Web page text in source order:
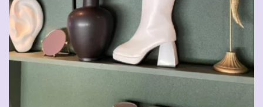
CHF 49.00